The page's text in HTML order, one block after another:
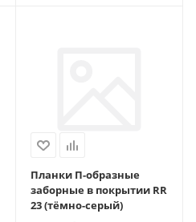
Планки П-образные
заборные в покрытии RR
23 (тёмно-серый)